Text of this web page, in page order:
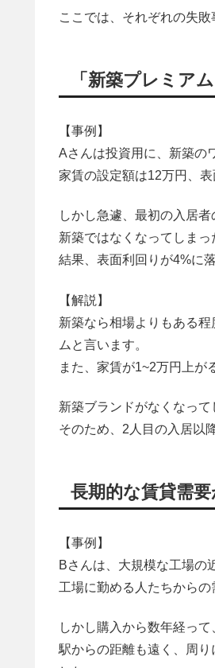
ここでは、それぞれの失敗
「新築プレミア
【事例】
Aさんは投資用に、新築の
家賃の設定額は12万円、表
しかし急遽、最初の入居
新築ではなくなってしまっ
結果、表面利回りが4%に
【解説】
新築なら相場よりもある
ムと言います。
また、家賃が1~2万円上が
新築ブランドがなくなっ
そのため、2人目の入居以
長期的な賃貸需
【事例】
Bさんは、大規模な工場の
工場に勤める人たちから
しかし購入から数年経っ
駅からの距離も遠く、周